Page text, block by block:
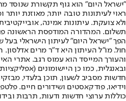
"ישראל היום" הוא גוף תקשורת שנוסד
ראוי לעיתונות טובה יותר, מאוזנת
ולא צועקת. עיתונות אמינה,
הפך "ישראל היום" לעיתון הישראלי בעל
חול. מו"ל העיתון היא ד"ר מרים
והעורך המייסד הוא עמוס רגב. אתרי
חדשות מסביב לשעון, תוכן בלעדי,
וידיאו, פודקאסטים ושידורים חיים.
כוללות ערוצי חדשות ודעות, תרבות